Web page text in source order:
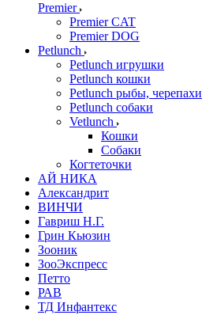
Premier
Premier CAT
Premier DOG
Petlunch
Petlunch игрушки
Petlunch кошки
Petlunch рыбы, черепахи
Petlunch собаки
Vetlunch
Кошки
Собаки
Когтеточки
АЙ НИКА
Александрит
ВИНЧИ
Гавриш Н.Г.
Грин Кьюзин
Зооник
ЗооЭкспресс
Петто
РАВ
ТД Инфантекс